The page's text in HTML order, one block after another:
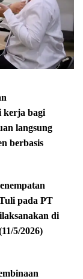
kerja bagi
langsung
berbasis
pada PT
di
5/2026)